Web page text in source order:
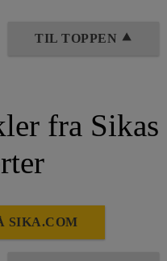
TIL TOPPEN ⯅
fra Sikas
SIKA.COM